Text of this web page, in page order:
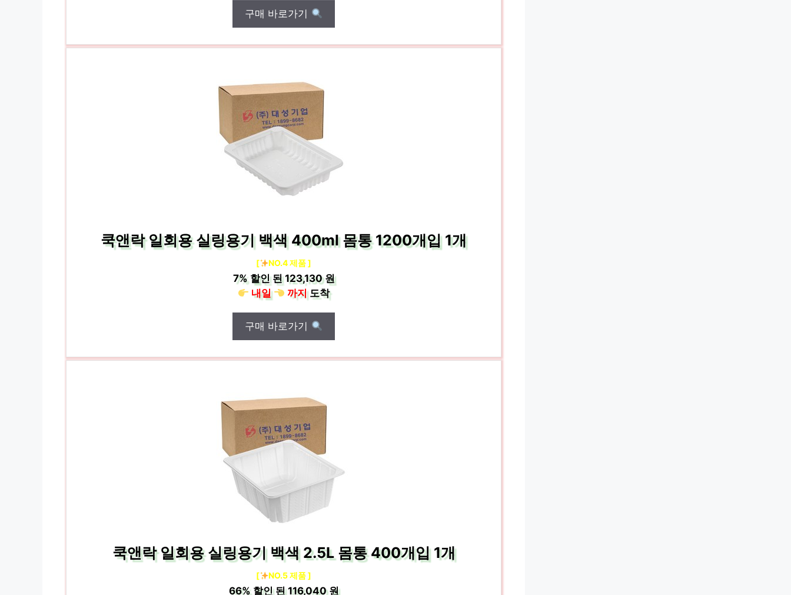
구매 바로가기
쿡앤락 일회용 실링용기 백색 400ml 몸통 1200개입 1개
[ NO.4 제품 ]
7%할인 된123,130 원
내일
까지도착
구매 바로가기
쿡앤락 일회용 실링용기 백색 2.5L 몸통 400개입 1개
[ NO.5 제품 ]
66%할인 된116,040 원